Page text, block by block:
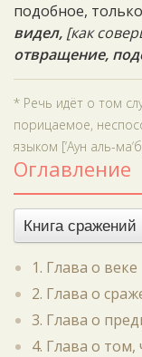
подобное,
видел, [как
отвращение,
* Речь идёт о том
порицаемое,
языком [‘Аун аль-
Оглавление
Книга сражений
1. Глава о веке
2. Глава о
3. Глава о
4. Глава о том,